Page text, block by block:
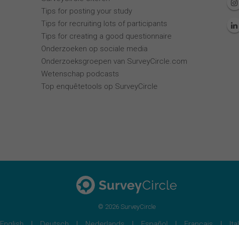
Tips for posting your study
Tips for recruiting lots of participants
Tips for creating a good questionnaire
Onderzoeken op sociale media
Onderzoeksgroepen van SurveyCircle.com
Wetenschap podcasts
Top enquêtetools op SurveyCircle
© 2026 SurveyCircle